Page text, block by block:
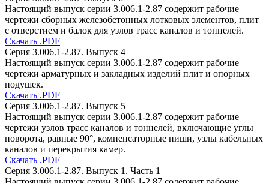
Настоящий выпуск серии 3.006.1-2.87 содержит рабочие
чертежи сборных железобетонных лотковых элементов, плит
с отверстием и балок для узлов трасс каналов и тоннелей.
Скачать .PDF
Серия 3.006.1-2.87. Выпуск 4
Настоящий выпуск серии 3.006.1-2.87 содержит рабочие
чертежи арматурных и закладных изделий плит и опорных
подушек.
Скачать .PDF
Серия 3.006.1-2.87. Выпуск 5
Настоящий выпуск серии 3.006.1-2.87 содержит рабочие
чертежи узлов трасс каналов и тоннелей, включающие углы
поворота, равные 90°, компенсаторные ниши, узлы кабельных
каналов и перекрытия камер.
Скачать .PDF
Серия 3.006.1-2.87. Выпуск 1. Часть 1